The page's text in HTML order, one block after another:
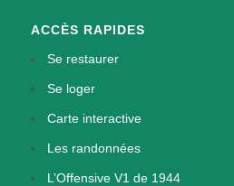
ACCÈS RAPIDES
Se restaurer
Se loger
Carte interactive
Les randonnées
L’Offensive V1 de 1944